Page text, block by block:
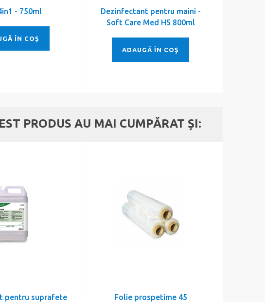
- 750ml
ÎN COŞ
Dezinfectant pentru maini -
Soft Care Med H5 800ml
ADAUGĂ ÎN COŞ
PRODUS AU MAI CUMPĂRAT ȘI:
pentru suprafete
Folie prospetime 45